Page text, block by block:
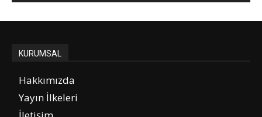
KURUMSAL
Hakkımızda
Yayın İlkeleri